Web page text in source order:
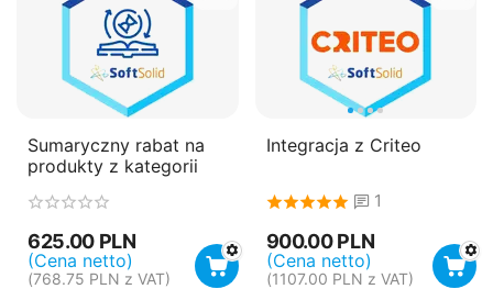
Sumaryczny rabat na
produkty z kategorii
625.00 PLN
(Cena netto)
(768.75 PLN z VAT)
Integracja z Criteo
1
900.00 PLN
(Cena netto)
(1107.00 PLN z VAT)